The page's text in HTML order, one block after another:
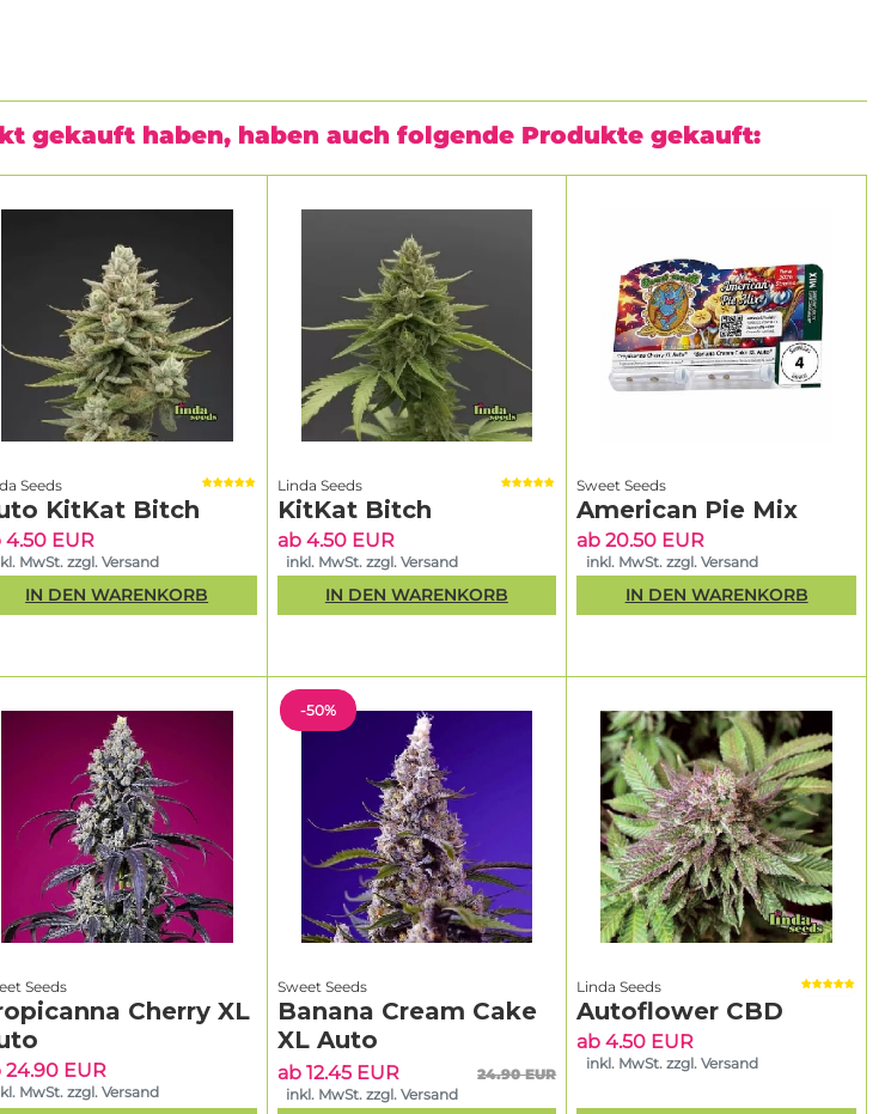
gekauft haben, haben auch folgende Produkte gekauft:
Seeds
KitKat Bitch
4.50 EUR
MwSt. zzgl. Versand
IN DEN WARENKORB
Linda Seeds
KitKat Bitch
ab 4.50 EUR
inkl. MwSt. zzgl. Versand
IN DEN WARENKORB
Sweet Seeds
American Pie Mix
ab 20.50 EUR
inkl. MwSt. zzgl. Versand
IN DEN WARENKORB
Seeds
Cherry XL
24.90 EUR
MwSt. zzgl. Versand
-50%
Sweet Seeds
Banana Cream Cake
XL Auto
ab 12.45 EUR
24.90 EUR
inkl. MwSt. zzgl. Versand
Linda Seeds
Autoflower CBD
ab 4.50 EUR
inkl. MwSt. zzgl. Versand